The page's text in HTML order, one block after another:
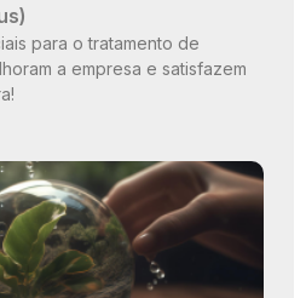
para o tratamento de
a empresa e satisfazem